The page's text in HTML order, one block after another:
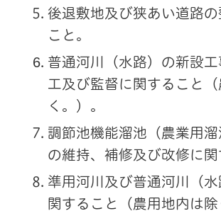
後退敷地及び狭あい道路の
こと。
普通河川（水路）の新設
工及び監督に関すること
く。）。
調節池機能溜池（農業用溜
の維持、補修及び改修に関
準用河川及び普通河川（
関すること（農用地内は除